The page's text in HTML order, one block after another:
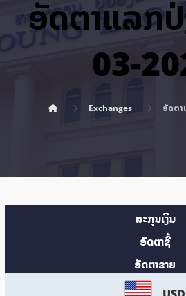
ອັດ​ຕາ​ແລກ​
03-
Exchanges ອັດ​ຕາ​
ສະກຸນເງິນ
ອັດຕາຊື້
ອັດຕາຂາຍ